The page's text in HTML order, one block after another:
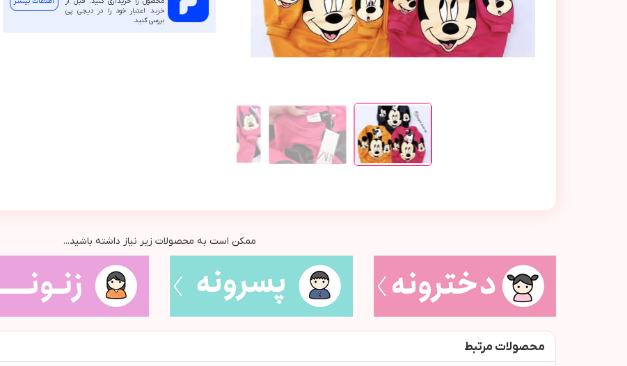
خرید اعتبار خود را در دیجی پی
بررسی کنید.
ممکن است به محصولات زیر نیاز داشته باشید...
محصولات مرتبط